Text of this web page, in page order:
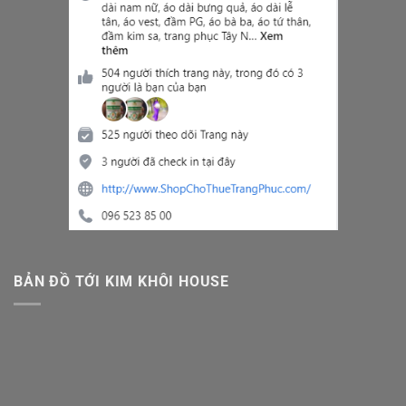
BẢN ĐỒ TỚI KIM KHÔI HOUSE